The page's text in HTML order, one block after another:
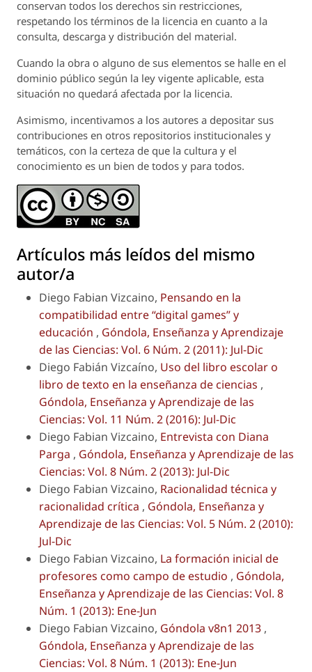
conservan todos los derechos sin restricciones,
respetando los términos de la licencia en cuanto a la
consulta, descarga y distribución del material.
Cuando la obra o alguno de sus elementos se halle en el
dominio público según la ley vigente aplicable, esta
situación no quedará afectada por la licencia.
Asimismo, incentivamos a los autores a depositar sus
contribuciones en otros repositorios institucionales y
temáticos, con la certeza de que la cultura y el
conocimiento es un bien de todos y para todos.
Artículos más leídos del mismo
autor/a
Diego Fabian Vizcaino, Pensando en la
compatibilidad entre “digital games” y
educación , Góndola, Enseñanza y Aprendizaje
de las Ciencias: Vol. 6 Núm. 2 (2011): Jul-Dic
Diego Fabián Vizcaíno, Uso del libro escolar o
libro de texto en la enseñanza de ciencias ,
Góndola, Enseñanza y Aprendizaje de las
Ciencias: Vol. 11 Núm. 2 (2016): Jul-Dic
Diego Fabian Vizcaino, Entrevista con Diana
Parga , Góndola, Enseñanza y Aprendizaje de las
Ciencias: Vol. 8 Núm. 2 (2013): Jul-Dic
Diego Fabian Vizcaino, Racionalidad técnica y
racionalidad crítica , Góndola, Enseñanza y
Aprendizaje de las Ciencias: Vol. 5 Núm. 2 (2010):
Jul-Dic
Diego Fabian Vizcaino, La formación inicial de
profesores como campo de estudio , Góndola,
Enseñanza y Aprendizaje de las Ciencias: Vol. 8
Núm. 1 (2013): Ene-Jun
Diego Fabian Vizcaino, Góndola v8n1 2013 ,
Góndola, Enseñanza y Aprendizaje de las
Ciencias: Vol. 8 Núm. 1 (2013): Ene-Jun